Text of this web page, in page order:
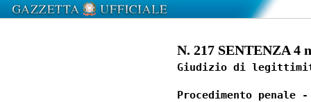
N. 217 SENTENZA 4
Giudizio di
Procedimento